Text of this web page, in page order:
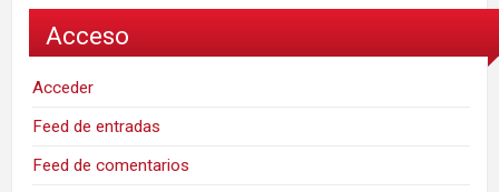
Acceso
Acceder
Feed de entradas
Feed de comentarios